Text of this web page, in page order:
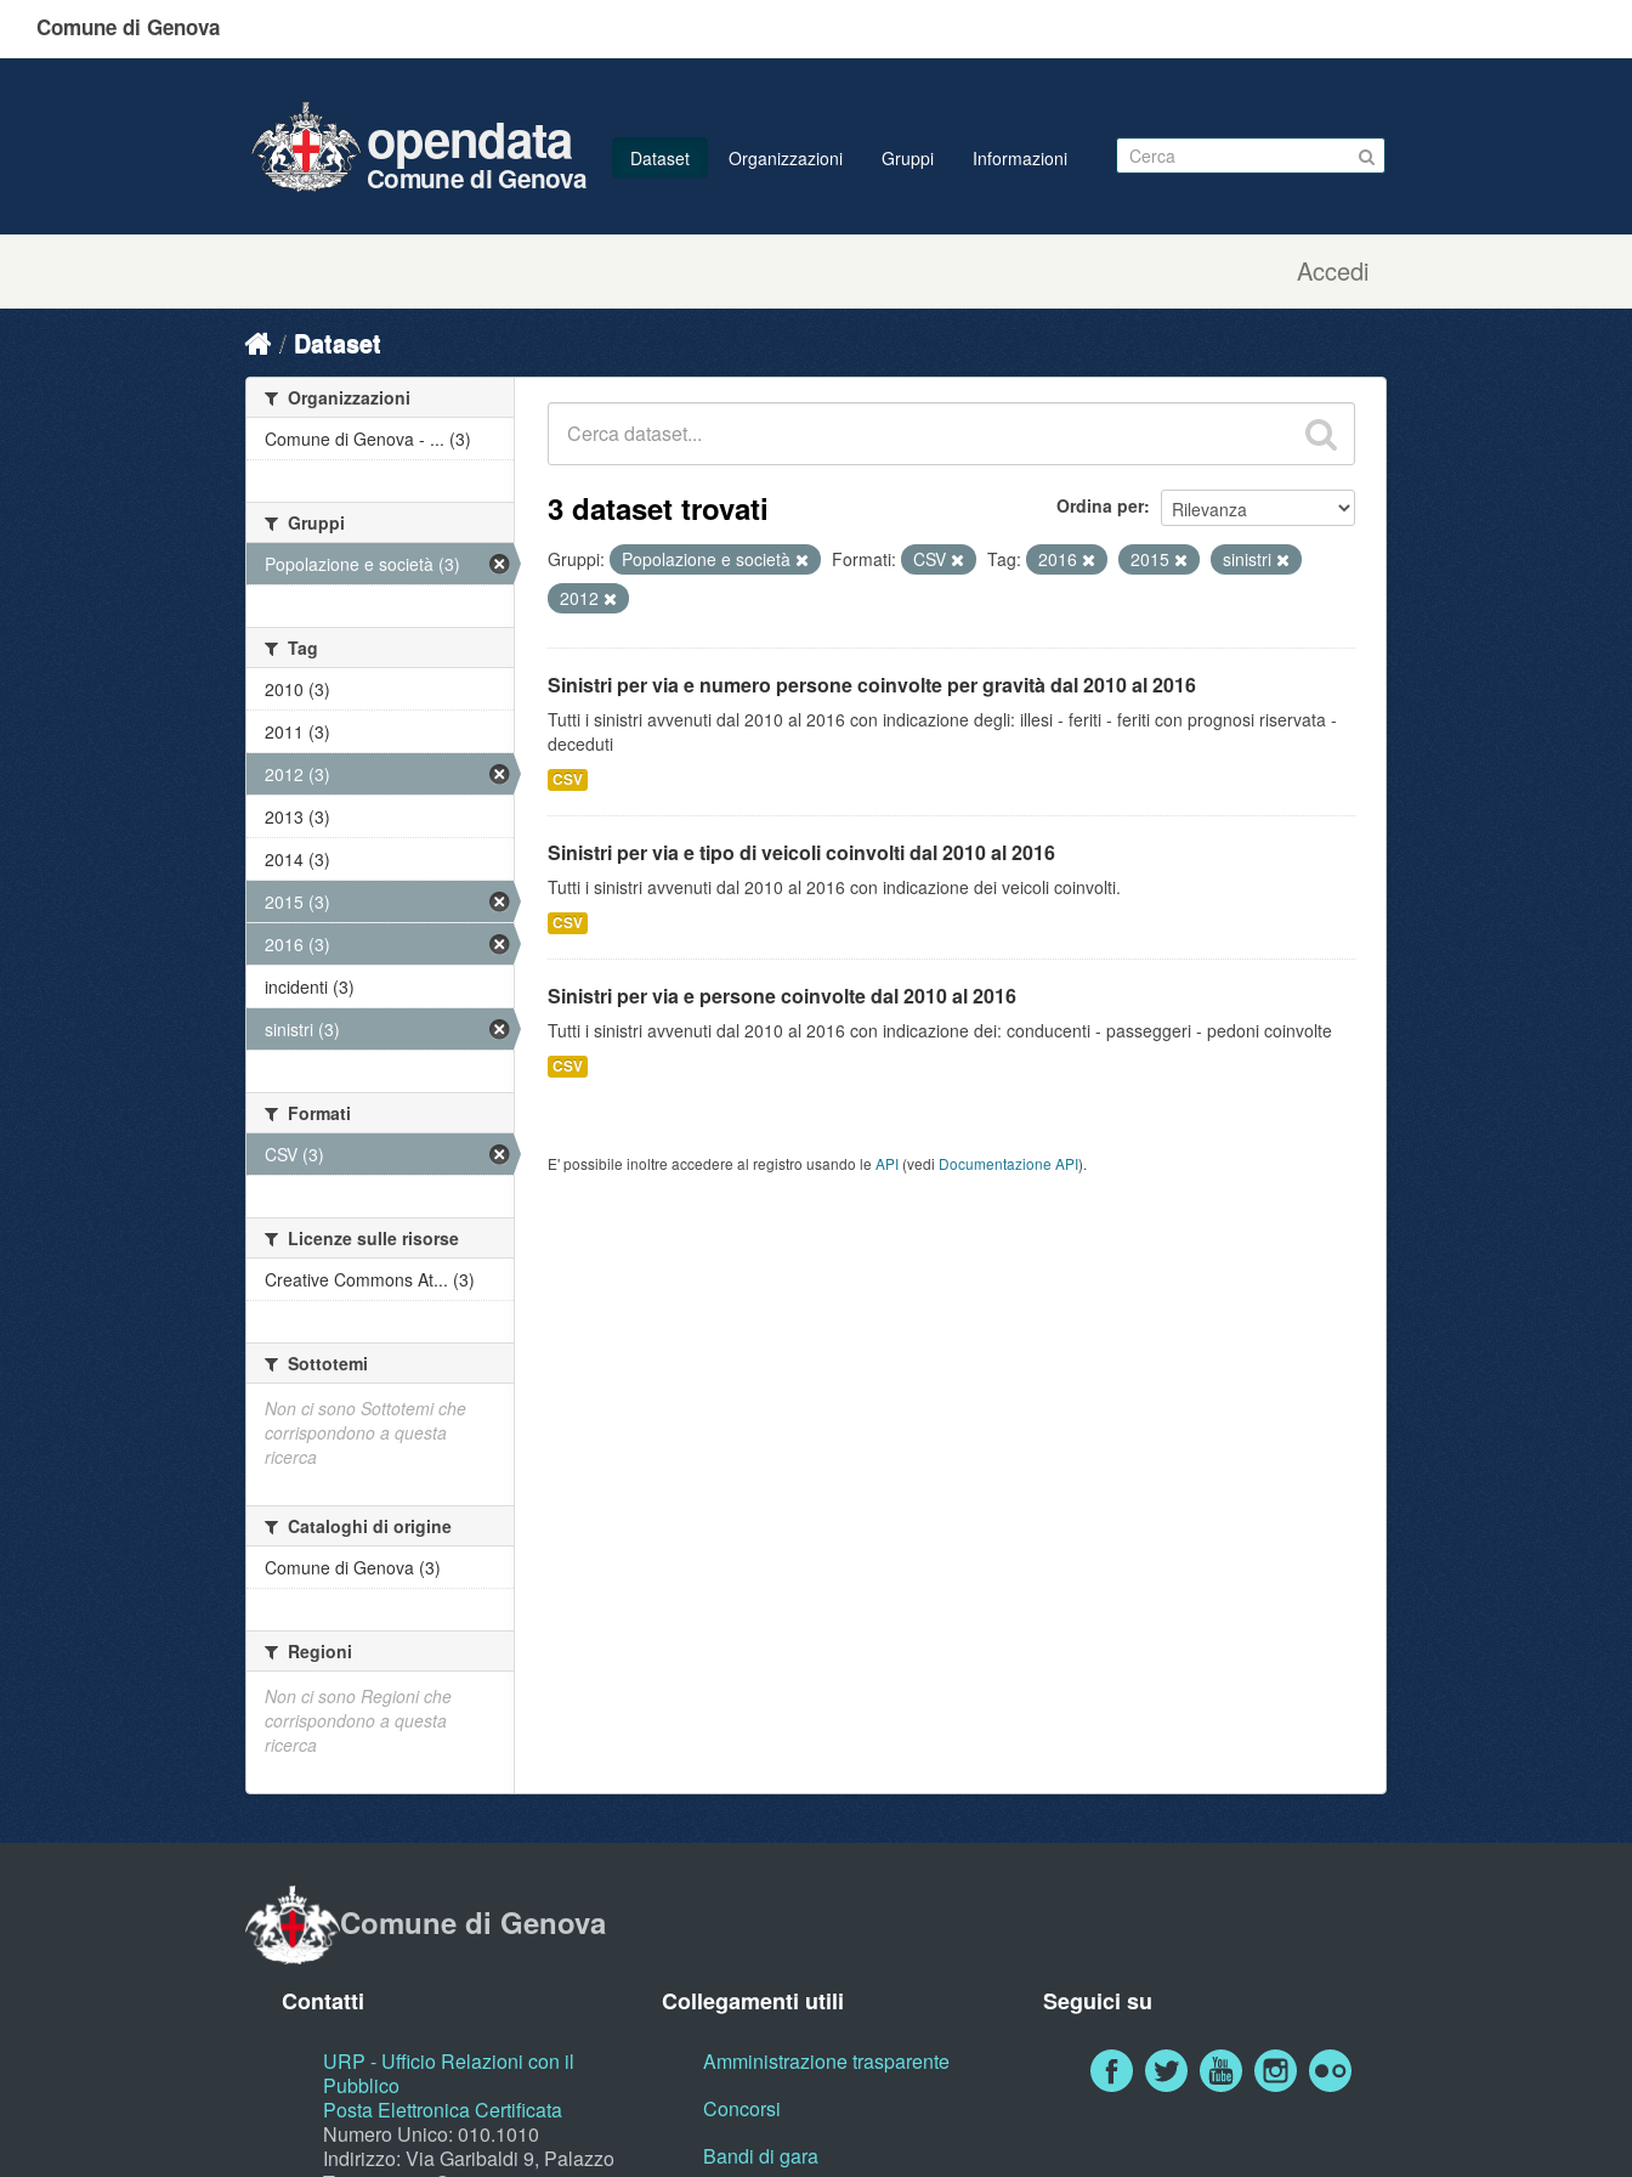
Comune di Genova
Accedi
opendata
Comune di Genova
Dataset Organizzazioni Gruppi Informazioni
Dataset
Ordina per
3 dataset trovati
Gruppi: Popolazione e società Formati: CSV Tag: 2016 2015
sinistri
2012
Sinistri per via e numero persone coinvolte per gravità dal 2010 al 2016
Tutti i sinistri avvenuti dal 2010 al 2016 con indicazione degli: illesi - feriti - feriti con prognosi riservata -
deceduti
CSV
Sinistri per via e tipo di veicoli coinvolti dal 2010 al 2016
Tutti i sinistri avvenuti dal 2010 al 2016 con indicazione dei veicoli coinvolti.
CSV
Sinistri per via e persone coinvolte dal 2010 al 2016
Tutti i sinistri avvenuti dal 2010 al 2016 con indicazione dei: conducenti - passeggeri - pedoni coinvolte
CSV
E' possibile inoltre accedere al registro usando le API (vedi Documentazione API).
Organizzazioni
Comune di Genova - ... (3)
Gruppi
Popolazione e società (3)
Tag
2010 (3)
2011 (3)
2012 (3)
2013 (3)
2014 (3)
2015 (3)
2016 (3)
incidenti (3)
sinistri (3)
Formati
CSV (3)
Licenze sulle risorse
Creative Commons At... (3)
Sottotemi
Non ci sono Sottotemi che
corrispondono a questa
ricerca
Cataloghi di origine
Comune di Genova (3)
Regioni
Non ci sono Regioni che
corrispondono a questa
ricerca
Comune di Genova
Contatti
URP - Ufficio Relazioni con il
Pubblico
Posta Elettronica Certificata
Numero Unico: 010.1010
Indirizzo: Via Garibaldi 9, Palazzo
Collegamenti utili
Amministrazione trasparente
Concorsi
Bandi di gara
Seguici su